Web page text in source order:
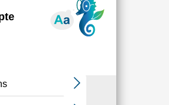
de confidentialité
L'association